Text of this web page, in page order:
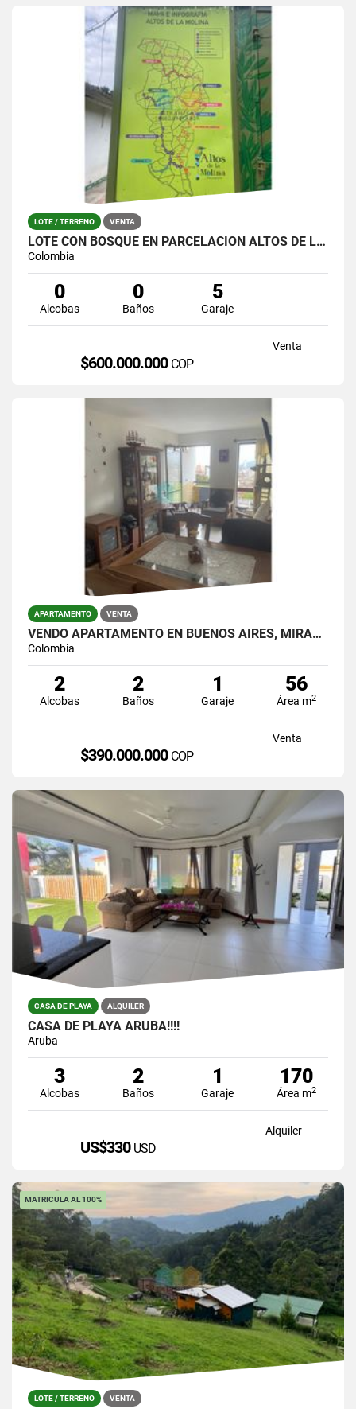
LOTE / TERRENO VENTA
LOTE CON BOSQUE EN PARCELACIÓN ALTOS DE LA MOLINA – GUARNE
Colombia
0
Alcobas
0
Baños
5
Garaje
Venta
$600.000.000 COP
APARTAMENTO VENTA
VENDO APARTAMENTO EN BUENOS AIRES, MIRAFLORES.
Colombia
2
Alcobas
2
Baños
1
Garaje
56
Área m2
Venta
$390.000.000 COP
CASA DE PLAYA ALQUILER
CASA DE PLAYA ARUBA!!!!
Aruba
3
Alcobas
2
Baños
1
Garaje
170
Área m2
Alquiler
US$330 USD
MATRICULA AL 100%
LOTE / TERRENO VENTA